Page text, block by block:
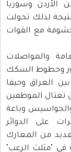
الأردن وسوريا
لذلك تحولت
مع القوات
والمواصلات
وخطوط السكك
العراق وحيفا
تغتال الموظفين
وباعة
على الدوائر
من المعارك
"مثلث الرعب"